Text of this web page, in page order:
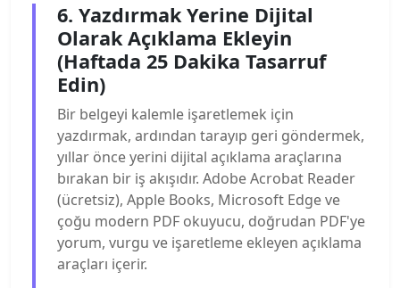
6. Yazdırmak Yerine Dijital
Olarak Açıklama Ekleyin
(Haftada 25 Dakika Tasarruf
Edin)
Bir belgeyi kalemle işaretlemek için
yazdırmak, ardından tarayıp geri göndermek,
yıllar önce yerini dijital açıklama araçlarına
bırakan bir iş akışıdır. Adobe Acrobat Reader
(ücretsiz), Apple Books, Microsoft Edge ve
çoğu modern PDF okuyucu, doğrudan PDF'ye
yorum, vurgu ve işaretleme ekleyen açıklama
araçları içerir.